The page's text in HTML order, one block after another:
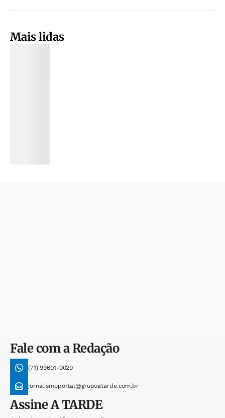
Mais lidas
Fale com a Redação
(71) 99601-0020
jornalismoportal@grupoatarde.com.br
AssineA TARDE